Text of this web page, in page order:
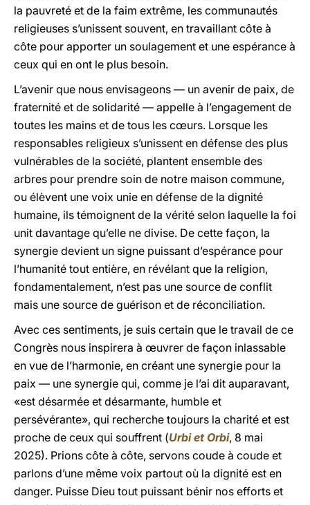
la pauvreté et de la faim extrême, les communautés
religieuses s’unissent souvent, en travaillant côte à
côte pour apporter un soulagement et une espérance à
ceux qui en ont le plus besoin.
L’avenir que nous envisageons — un avenir de paix, de
fraternité et de solidarité — appelle à l’engagement de
toutes les mains et de tous les cœurs. Lorsque les
responsables religieux s’unissent en défense des plus
vulnérables de la société, plantent ensemble des
arbres pour prendre soin de notre maison commune,
ou élèvent une voix unie en défense de la dignité
humaine, ils témoignent de la vérité selon laquelle la foi
unit davantage qu’elle ne divise. De cette façon, la
synergie devient un signe puissant d’espérance pour
l’humanité tout entière, en révélant que la religion,
fondamentalement, n’est pas une source de conflit
mais une source de guérison et de réconciliation.
Avec ces sentiments, je suis certain que le travail de ce
Congrès nous inspirera à œuvrer de façon inlassable
en vue de l’harmonie, en créant une synergie pour la
paix — une synergie qui, comme je l’ai dit auparavant,
«est désarmée et désarmante, humble et
persévérante», qui recherche toujours la charité et est
proche de ceux qui souffrent (Urbi et Orbi, 8 mai
2025). Prions côte à côte, servons coude à coude et
parlons d’une même voix partout où la dignité est en
danger. Puisse Dieu tout puissant bénir nos efforts et